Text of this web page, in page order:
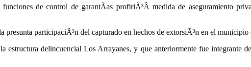
de control de garantÃ­as profiriÃ³Â medida de aseguramiento
participaciÃ³n del capturado en hechos de extorsiÃ³n en el
estructura delincuencial Los Arrayanes, y que anteriormente fue